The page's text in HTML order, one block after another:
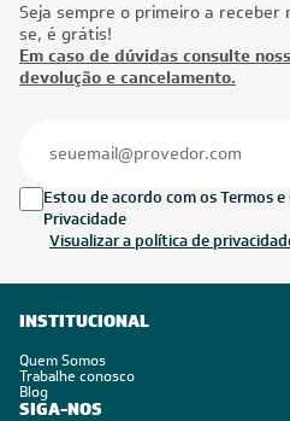
Seja sempre o primeiro a receber
se, é grátis!
Em caso de dúvidas consulte
devolução e cancelamento.
Estou de acordo com os Termos
Privacidade
Visualizar a política de
INSTITUCIONAL
Quem Somos
Trabalhe conosco
Blog
SIGA-NOS